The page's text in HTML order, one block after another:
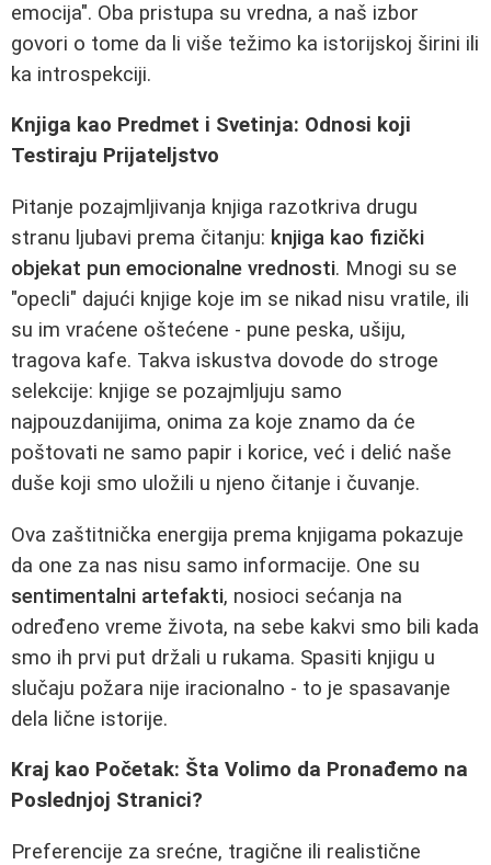
emocija". Oba pristupa su vredna, a naš izbor
govori o tome da li više težimo ka istorijskoj širini ili
ka introspekciji.
Knjiga kao Predmet i Svetinja: Odnosi koji
Testiraju Prijateljstvo
Pitanje pozajmljivanja knjiga razotkriva drugu
stranu ljubavi prema čitanju: knjiga kao fizički
objekat pun emocionalne vrednosti. Mnogi su se
"opecli" dajući knjige koje im se nikad nisu vratile, ili
su im vraćene oštećene - pune peska, ušiju,
tragova kafe. Takva iskustva dovode do stroge
selekcije: knjige se pozajmljuju samo
najpouzdanijima, onima za koje znamo da će
poštovati ne samo papir i korice, već i delić naše
duše koji smo uložili u njeno čitanje i čuvanje.
Ova zaštitnička energija prema knjigama pokazuje
da one za nas nisu samo informacije. One su
sentimentalni artefakti, nosioci sećanja na
određeno vreme života, na sebe kakvi smo bili kada
smo ih prvi put držali u rukama. Spasiti knjigu u
slučaju požara nije iracionalno - to je spasavanje
dela lične istorije.
Kraj kao Početak: Šta Volimo da Pronađemo na
Poslednjoj Stranici?
Preferencije za srećne, tragične ili realistične